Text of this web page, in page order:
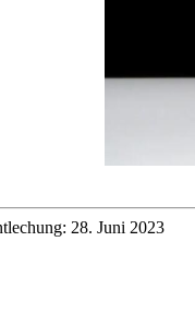
28. Juni 2023